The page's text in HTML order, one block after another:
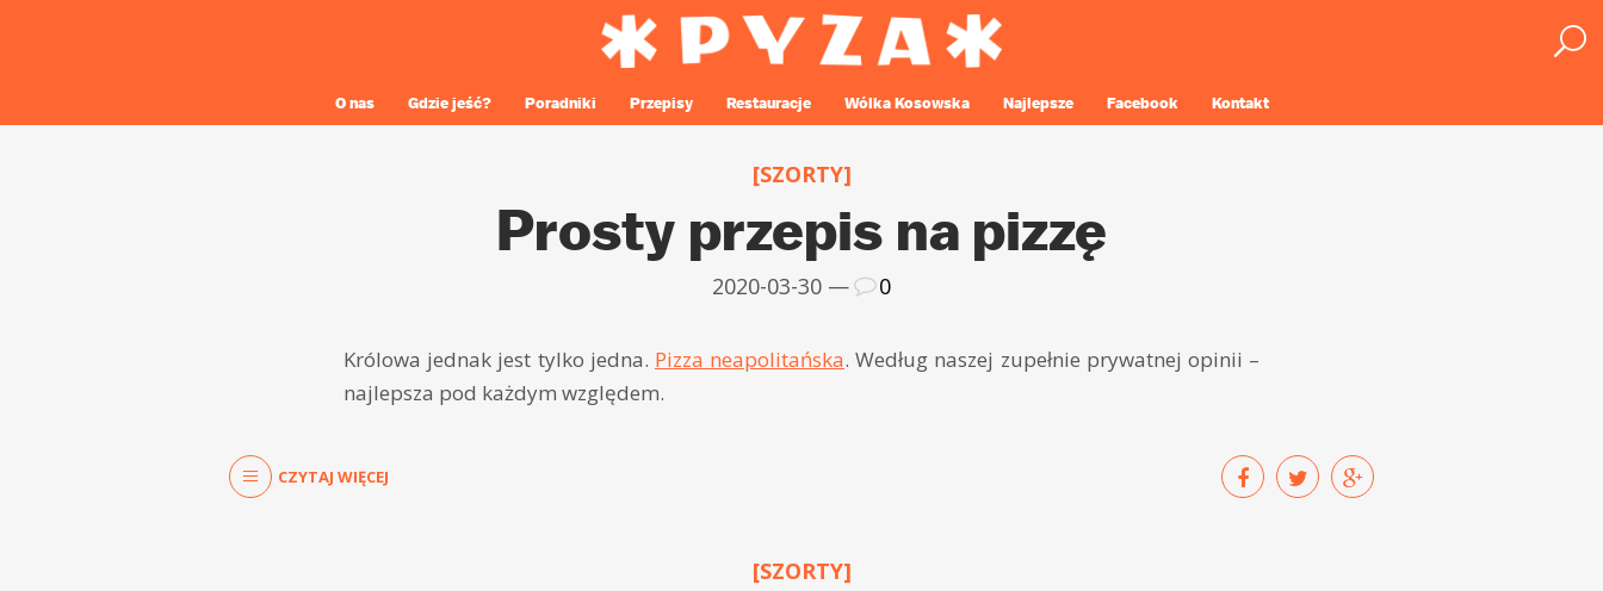
O nas Gdzie jeść? Poradniki Przepisy Restauracje Wólka Kosowska Najlepsze Facebook Kontakt
[SZORTY]
Prosty przepis na pizzę
2020-03-30 — 0
Królowa jednak jest tylko jedna. Pizza neapolitańska. Według naszej zupełnie prywatnej opinii –
najlepsza pod każdym względem.
CZYTAJ WIĘCEJ
[SZORTY]